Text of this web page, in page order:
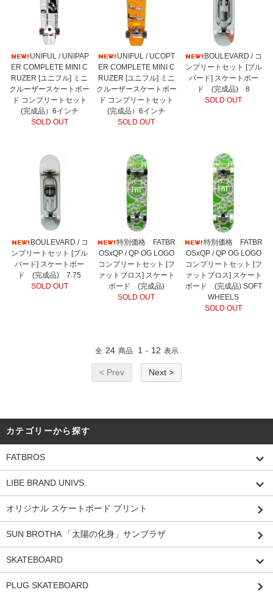
UNIFUL / UNIPAP
ER COMPLETE MINI C
RUZER [ユニフル] ミニ
クルーザースケートボー
ド コンプリートセット
(完成品）6インチ
SOLD OUT
UNIFUL / UCOPT
ER COMPLETE MINI C
RUZER [ユニフル] ミニ
クルーザースケートボー
ド コンプリートセット
(完成品）6インチ
SOLD OUT
BOULEVARD / コ
ンプリートセット [ブル
バード] スケートボー
ド (完成品) 8
SOLD OUT
BOULEVARD / コ
ンプリートセット [ブル
バード] スケートボー
ド (完成品) 7.75
SOLD OUT
特別価格 FATBR
OSxQP / QP OG LOGO
コンプリートセット [フ
ァットブロス] スケート
ボード (完成品)
SOLD OUT
特別価格 FATBR
OSxQP / QP OG LOGO
コンプリートセット [フ
ァットブロス] スケート
ボード (完成品) SOFT
WHEELS
SOLD OUT
全 24 商品 1 - 12 表示
< Prev Next >
カテゴリーから探す
FATBROS
LIBE BRAND UNIVS.
オリジナル スケートボード プリント
SUN BROTHA 「太陽の化身」サンブラザ
SKATEBOARD
PLUG SKATEBOARD